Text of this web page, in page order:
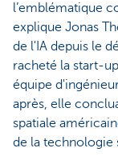
l’emblématique
explique Jonas
de l'IA depuis le
racheté la start-
équipe
après, elle
spatiale
de la technologie